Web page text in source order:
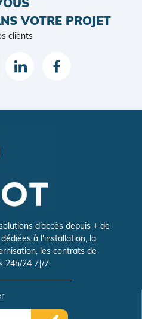
VOTRE PROJET
clients
d’accès depuis + de
à l'installation, la
les contrats de
24h/24 7J/7.